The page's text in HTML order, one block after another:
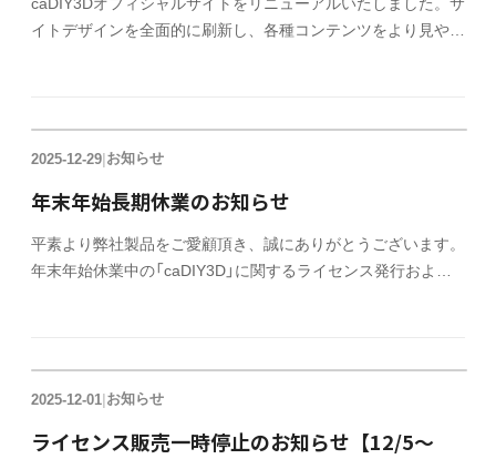
caDIY3Dオフィシャルサイトをリニューアルいたしました。サ
イトデザインを全面的に刷新し、各種コンテンツをより見やす
2025-12-29|お知らせ
年末年始長期休業のお知らせ
平素より弊社製品をご愛顧頂き、誠にありがとうございます。
年末年始休業中の「caDIY3D」に関するライセンス発行および
2025年12月30日（火） ～ 2026年1月4日（日）の期間は休業致し
ます。 お問い合わせへのご回答は、営業再開後、順次対応さ
せていただきますので、 ご了承の程、よろしくお願いいたし
2025-12-01|お知らせ
ライセンス販売一時停止のお知らせ【12/5～